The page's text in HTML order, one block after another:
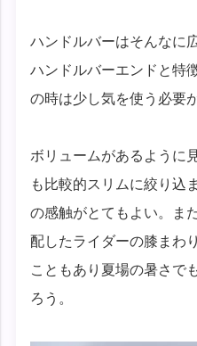
ハンドルバーはそんなに
ハンドルバーエンドと特
の時は少し気を使う必要
ボリュームがあるように
も比較的スリムに絞り込
の感触がとてもよい。ま
配したライダーの膝まわ
こともあり夏場の暑さで
ろう。